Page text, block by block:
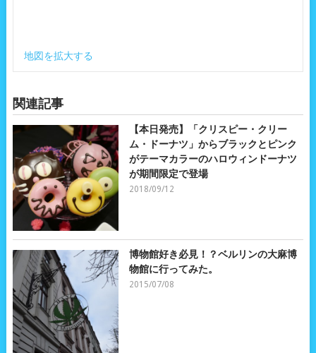
地図を拡大する
関連記事
【本日発売】「クリスピー・クリー
ム・ドーナツ」からブラックとピンク
がテーマカラーのハロウィンドーナツ
が期間限定で登場
2018/09/12
博物館好き必見！？ベルリンの大麻博
物館に行ってみた。
2015/07/08